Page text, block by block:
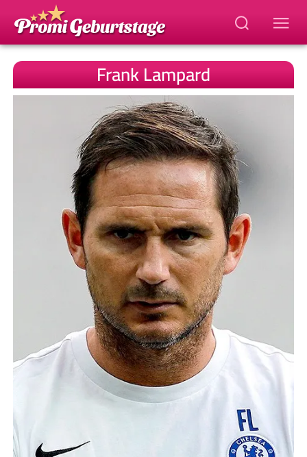
Frank Lampard